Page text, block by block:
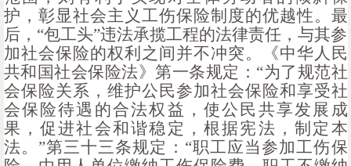
护，彰显社会主义工伤保险制度的优越性。最
后，“包工头”违法承揽工程的法律责任，与其参
加社会保险的权利之间并不冲突。《中华人民
共和国社会保险法》第一条规定：“为了规范社
会保险关系，维护公民参加社会保险和享受社
会保险待遇的合法权益，使公民共享发展成
果，促进社会和谐稳定，根据宪法，制定本
法。”第三十三条规定：“职工应当参加工伤保